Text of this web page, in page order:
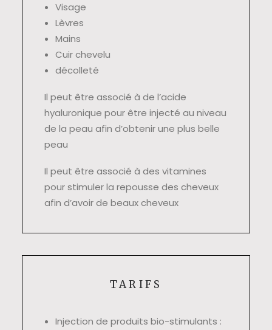
Visage
Lèvres
Mains
Cuir chevelu
décolleté
Il peut être associé à de l’acide
hyaluronique pour être injecté au niveau
de la peau afin d’obtenir une plus belle
peau
Il peut être associé à des vitamines
pour stimuler la repousse des cheveux
afin d’avoir de beaux cheveux
TARIFS
Injection de produits bio-stimulants :